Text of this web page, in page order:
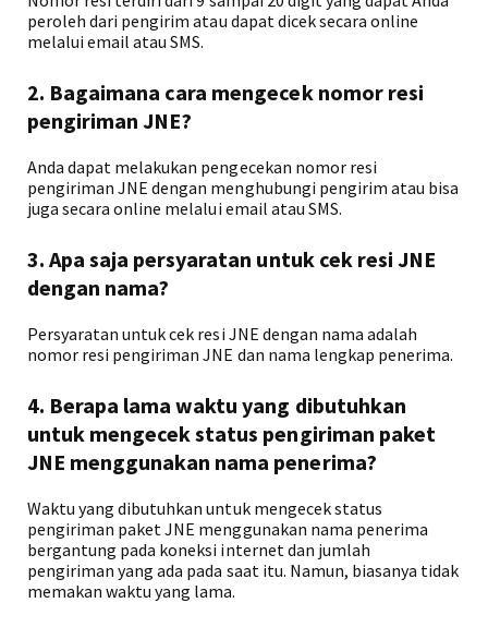
peroleh dari pengirim atau dapat dicek secara online
melalui email atau SMS.
2. Bagaimana cara mengecek nomor resi
pengiriman JNE?
Anda dapat melakukan pengecekan nomor resi
pengiriman JNE dengan menghubungi pengirim atau bisa
juga secara online melalui email atau SMS.
3. Apa saja persyaratan untuk cek resi JNE
dengan nama?
Persyaratan untuk cek resi JNE dengan nama adalah
nomor resi pengiriman JNE dan nama lengkap penerima.
4. Berapa lama waktu yang dibutuhkan
untuk mengecek status pengiriman paket
JNE menggunakan nama penerima?
Waktu yang dibutuhkan untuk mengecek status
pengiriman paket JNE menggunakan nama penerima
bergantung pada koneksi internet dan jumlah
pengiriman yang ada pada saat itu. Namun, biasanya tidak
memakan waktu yang lama.